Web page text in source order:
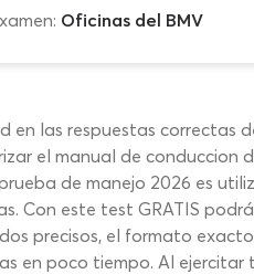
Oficinas del BMV
en las respuestas correctas
el manual de
de manejo 2026 es
Con este test GRATIS
precisos, el formato
en poco tiempo. Al